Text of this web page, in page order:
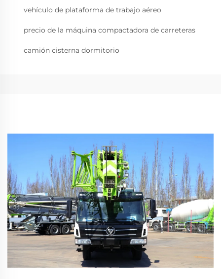
vehículo de plataforma de trabajo aéreo
precio de la máquina compactadora de carreteras
camión cisterna dormitorio